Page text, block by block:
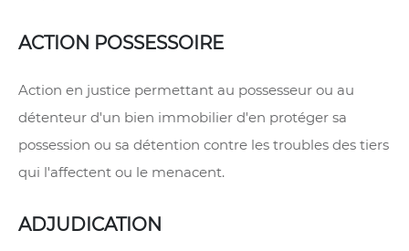
ACTION POSSESSOIRE
Action en justice permettant au possesseur ou au
détenteur d'un bien immobilier d'en protéger sa
possession ou sa détention contre les troubles des tiers
qui l'affectent ou le menacent.
ADJUDICATION